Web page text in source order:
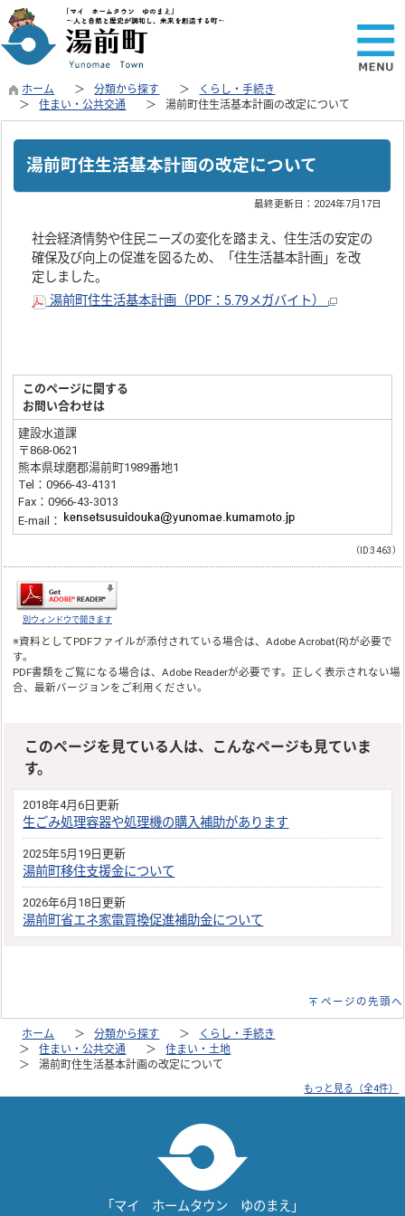
ホーム 分類から探す
くらし・手続き
住まい・公共交通
湯前町住生活基本計画の改定について
湯前町住生活基本計画の改定について
最終更新日： 2024年7月17日
社会経済情勢や住民ニーズの変化を踏まえ、住生活の安定の
確保及び向上の促進を図るため、「住生活基本計画」を改
定しました。
湯前町住生活基本計画（PDF：5.79メガバイト）
このページに関する
お問い合わせは
建設水道課
〒868-0621
熊本県球磨郡湯前町1989番地1
Tel：0966-43-4131
Fax：0966-43-3013
E-mail：
（ID:3463）
別ウィンドウで開きます
※資料としてPDFファイルが添付されている場合は、Adobe Acrobat(R)が必要で
す。
PDF書類をご覧になる場合は、Adobe Readerが必要です。正しく表示されない場
合、最新バージョンをご利用ください。
このページを見ている人は、こんなページも見ていま
す。
2018年4月6日更新
生ごみ処理容器や処理機の購入補助があります
2025年5月19日更新
湯前町移住支援金について
2026年6月18日更新
湯前町省エネ家電買換促進補助金について
ページの先頭へ
ホーム 分類から探す
くらし・手続き
住まい・公共交通
住まい・土地
湯前町住生活基本計画の改定について
もっと見る（全4件）
「マイ ホームタウン ゆのまえ」